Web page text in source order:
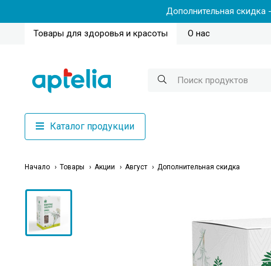
Дополнительная скидка
Товары для здоровья и красоты О нас
Каталог продукции
Начало Товары Акции Август Дополнительная скидка